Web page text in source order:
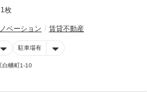
1枚
ベーション 賃貸不動産
駐車場有
白幡町1-10